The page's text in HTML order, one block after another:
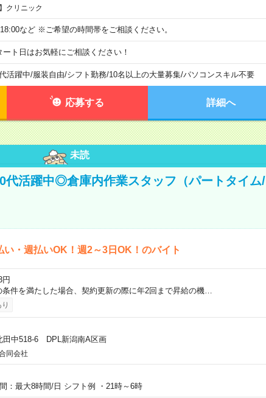
クリニック
など ※ご希望の時間帯をご相談ください。
ト日はお気軽にご相談ください！
活躍中/服装自由/シフト勤務/10名以上の大量募集/パソコンスキル不要
応募する 詳細へ
未読
代活躍中◎倉庫内作業スタッフ（パートタイム/
い・週払いOK！週2～3日OK！のバイト
円
件を満たした場合、契約更新の際に年2回まで昇給の機…
田中518-6 DPL新潟南A区画
同会社
：最大8時間/日 シフト例 ・21時～6時